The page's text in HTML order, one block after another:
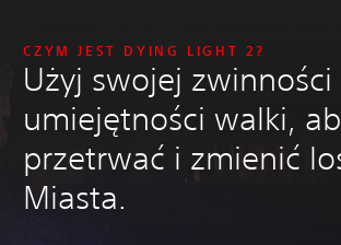
CZYM JEST DYING LIGHT 2?
Użyj swojej zwinności
umiejętności walki,
przetrwać i zmienić
Miasta.